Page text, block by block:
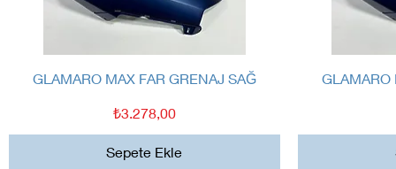
Hızlı Bakış
GLAMARO MAX FAR GRENAJ SAĞ
Fiyat
₺3.278,00
Sepete Ekle
GLAMARO